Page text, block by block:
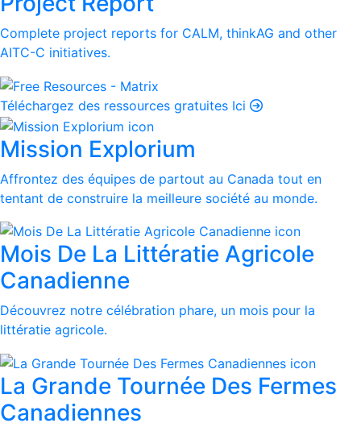
Complete project reports for CALM, thinkAG and other
AITC-C initiatives.
Téléchargez des ressources gratuites Ici
Mission Explorium
Affrontez des équipes de partout au Canada tout en
tentant de construire la meilleure société au monde.
Mois De La Littératie Agricole
Canadienne
Découvrez notre célébration phare, un mois pour la
littératie agricole.
La Grande Tournée Des Fermes
Canadiennes